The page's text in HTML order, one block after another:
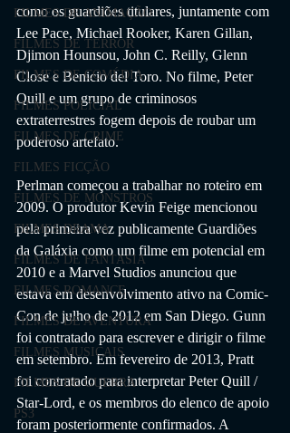
FILMES DE ANIMAÇÃO
FILMES DE TERROR
FILMES DE COMÉDIA
FILMES POLICIAL
FILMES DE CRIME
FILMES FICÇÃO
FILMES DE MONSTROS
FILMES DRAMA
FILMES DE FANTASIA
FILMES ROMANCE
FILMES DE AVENTURA
FILMES MUSICAIS
FILMES DE GUERRA
PS3
como os guardiões titulares, juntamente com
Lee Pace, Michael Rooker, Karen Gillan,
Djimon Hounsou, John C. Reilly, Glenn
Close e Benicio del Toro. No filme, Peter
Quill e um grupo de criminosos
extraterrestres fogem depois de roubar um
poderoso artefato.
Perlman começou a trabalhar no roteiro em
2009. O produtor Kevin Feige mencionou
pela primeira vez publicamente Guardiões
da Galáxia como um filme em potencial em
2010 e a Marvel Studios anunciou que
estava em desenvolvimento ativo na Comic-
Con de julho de 2012 em San Diego. Gunn
foi contratado para escrever e dirigir o filme
em setembro. Em fevereiro de 2013, Pratt
foi contratado para interpretar Peter Quill /
Star-Lord, e os membros do elenco de apoio
foram posteriormente confirmados. A